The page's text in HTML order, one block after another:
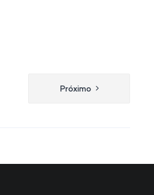
Próximo